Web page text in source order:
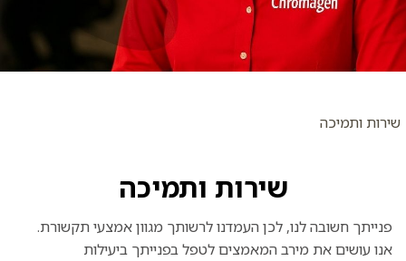
שירות ותמיכה
שירות ותמיכה
פנייתך חשובה לנו, לכן העמדנו לרשותך מגוון אמצעי תקשורת.
אנו עושים את מירב המאמצים לטפל בפנייתך ביעילות